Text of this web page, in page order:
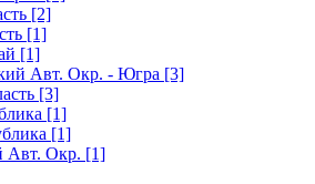
[2]
[1]
[1]
Авт. Окр. - Югра [3]
[3]
[1]
[1]
Авт. Окр. [1]